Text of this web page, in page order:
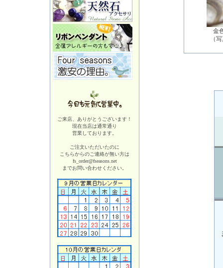
ご来店、ありがとうございます！
現在当店は通常通り
営業しております。
ご注文いただいたのに
こちらからのご連絡が無い方は
fs_order@fseasons.net
までお問い合わせください。
金
（